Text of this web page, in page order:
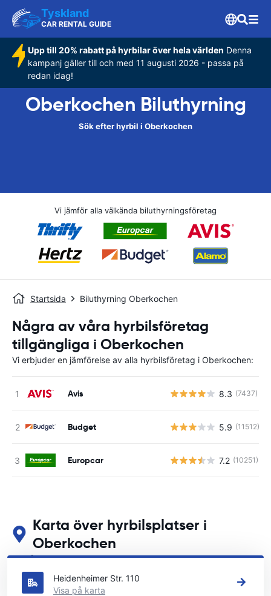
Tyskland
CAR RENTAL GUIDE
Upp till 20% rabatt på hyrbilar över hela världen Denna
kampanj gäller till och med 11 augusti 2026 - passa på
redan idag!
Oberkochen Biluthyrning
Sök efter hyrbil i Oberkochen
Vi jämför alla välkända biluthyrningsföretag
Startsida Biluthyrning Oberkochen
Några av våra hyrbilsföretag
tillgängliga i Oberkochen
Vi erbjuder en jämförelse av alla hyrbilsföretag i Oberkochen:
Avis 8.3 (7437)
Budget 5.9 (11512)
Europcar 7.2 (10251)
Karta över hyrbilsplatser i
Oberkochen
Se våra huvudsakliga biluthyrningsplatser i Oberkochen
Heidenheimer Str. 110
Visa på karta